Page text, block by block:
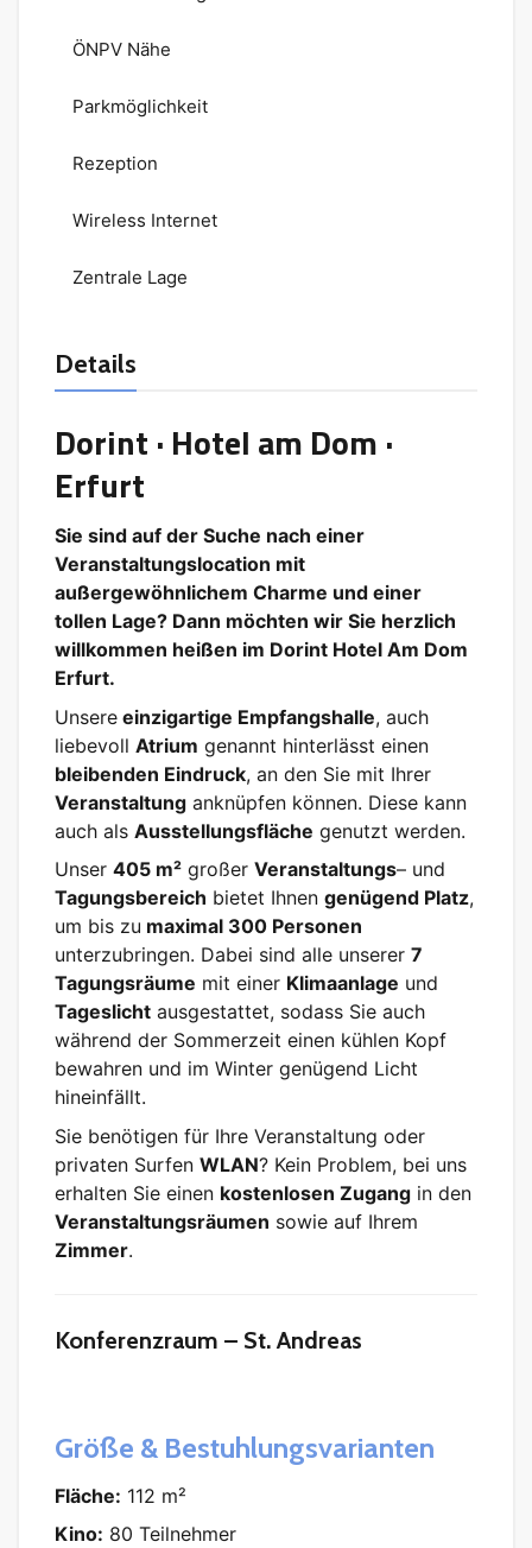
ÖNPV Nähe
Parkmöglichkeit
Rezeption
Wireless Internet
Zentrale Lage
Details
Dorint · Hotel am Dom ·
Erfurt
Sie sind auf der Suche nach einer
Veranstaltungslocation mit
außergewöhnlichem Charme und einer
tollen Lage? Dann möchten wir Sie herzlich
willkommen heißen im Dorint Hotel Am Dom
Erfurt.
Unsere einzigartige Empfangshalle, auch
liebevoll Atrium genannt hinterlässt einen
bleibenden Eindruck, an den Sie mit Ihrer
Veranstaltung anknüpfen können. Diese kann
auch als Ausstellungsfläche genutzt werden.
Unser 405 m² großer Veranstaltungs– und
Tagungsbereich bietet Ihnen genügend Platz,
um bis zu maximal 300 Personen
unterzubringen. Dabei sind alle unserer 7
Tagungsräume mit einer Klimaanlage und
Tageslicht ausgestattet, sodass Sie auch
während der Sommerzeit einen kühlen Kopf
bewahren und im Winter genügend Licht
hineinfällt.
Sie benötigen für Ihre Veranstaltung oder
privaten Surfen WLAN? Kein Problem, bei uns
erhalten Sie einen kostenlosen Zugang in den
Veranstaltungsräumen sowie auf Ihrem
Zimmer.
Konferenzraum – St. Andreas
Größe & Bestuhlungsvarianten
Fläche: 112 m²
Kino: 80 Teilnehmer